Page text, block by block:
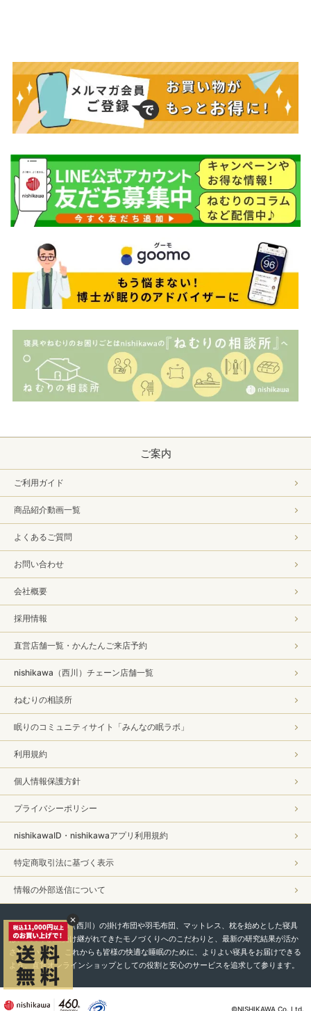
ご案内
ご利用ガイド
商品紹介動画一覧
よくあるご質問
お問い合わせ
会社概要
採用情報
直営店舗一覧・かんたんご来店予約
nishikawa（西川）チェーン店舗一覧
ねむりの相談所
眠りのコミュニティサイト「みんなの眠ラボ」
利用規約
個人情報保護方針
プライバシーポリシー
nishikawaID・nishikawaアプリ利用規約
特定商取引法に基づく表示
情報の外部送信について
私たちnishikawa（西川）の掛け布団や羽毛布団、マットレス、枕を始めとした寝具
は、450年以上受け継がれてきたモノづくりへのこだわりと、最新の研究結果が活か
されています。 これからも皆様の快適な睡眠のために、よりよい寝具をお届けできる
よう、直営オンラインショップとしての役割と安心のサービスを追求して参ります。
©NISHIKAWA Co.,Ltd.